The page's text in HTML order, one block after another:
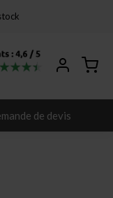
de devis